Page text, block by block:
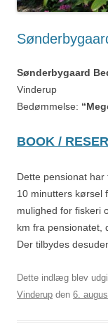
Sønderbygaard
Vinderup
Bedømmelse:
BOOK /
Dette pensionat
10 minutters kørsel
mulighed for fiskeri
km fra pensionatet,
Der tilbydes
Dette indlæg blev
Vinderup den 6.